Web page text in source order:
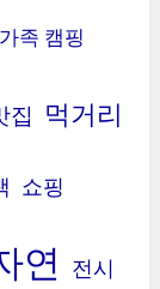
가족 캠핑
집 먹거리
쇼핑
연 전시